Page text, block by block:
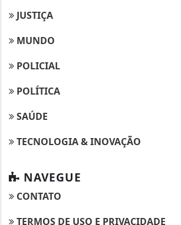
JUSTIÇA
MUNDO
POLICIAL
POLÍTICA
SAÚDE
TECNOLOGIA & INOVAÇÃO
NAVEGUE
CONTATO
TERMOS DE USO E PRIVACIDADE